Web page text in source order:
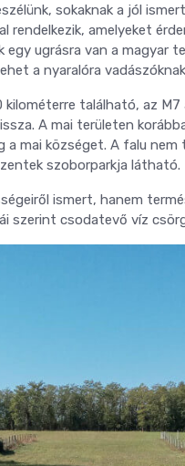
sokaknak a jól
rendelkezik, amelyeket
egy ugrásra van a magyar
a nyaralóra
található, az
A mai területen
mai községet. A falu
szoborparkja látható.
ismert, hanem
szerint csodatevő víz